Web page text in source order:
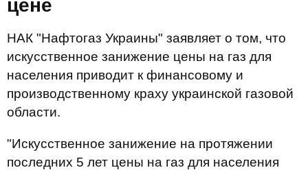
цене
НАК "Нафтогаз Украины" заявляет о том, что
искусственное занижение цены на газ для
населения приводит к финансовому и
производственному краху украинской газовой
области.
"Искусственное занижение на протяжении
последних 5 лет цены на газ для населения